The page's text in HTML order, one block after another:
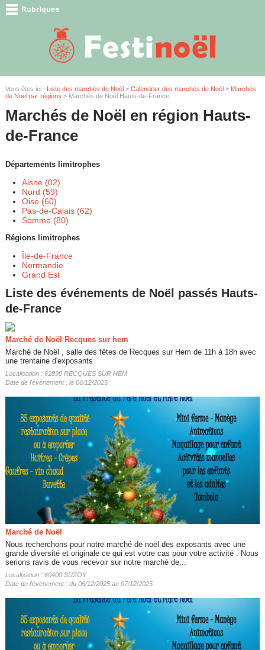
Vous êtes ici : Liste des marchés de Noël> Calendrier des marchés de Noël> Marchés
de Noël par régions > Marchés de Noël Hauts-de-France
Marchés de Noël en région Hauts-
de-France
Départements limitrophes
Aisne (02)
Nord (59)
Oise (60)
Pas-de-Calais (62)
Somme (80)
Régions limitrophes
Île-de-France
Normandie
Grand Est
Liste des événements de Noël passés Hauts-
de-France
Marché de Noël Recques sur hem
Marché de Noël , salle des fêtes de Recques sur Hem de 11h à 18h avec
une trentaine d'exposants
Localisation : 62890 RECQUES SUR HEM
Date de l'évènement : le 06/12/2025
Marché de Noël
Nous recherchons pour notre marché de noël des exposants avec une
grande diversité et originale ce qui est votre cas pour votre activité . Nous
serions ravis de vous recevoir sur notre marché de...
Localisation : 60400 SUZOY
Date de l'évènement : du 06/12/2025 au 07/12/2025